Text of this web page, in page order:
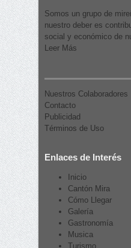
Somos un grupo de
nuestro deber es
social y económico de
Leer Más
Nuestros Colaboradores
Contacto
Publicidad
Términos de Uso
Enlaces de Interés
Inicio
Cantón Mira
Cómo Llegar
Galería
Gastronomía
Musica
Turismo